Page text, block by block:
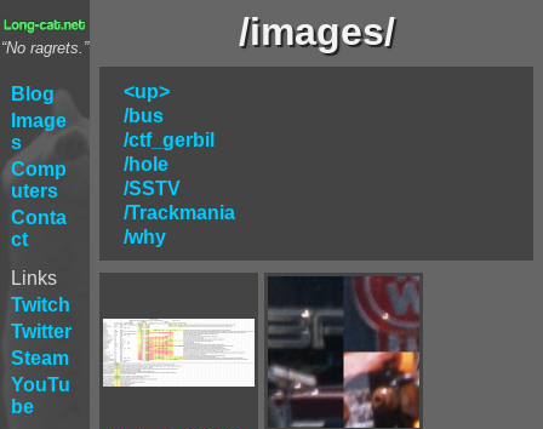
“No ragrets.”
Blog
Image
s
Comp
uters
Conta
ct
Links
Twitch
Twitter
Steam
YouTu
be
/images/
<up>
/bus
/ctf_gerbil
/hole
/SSTV
/Trackmania
/why